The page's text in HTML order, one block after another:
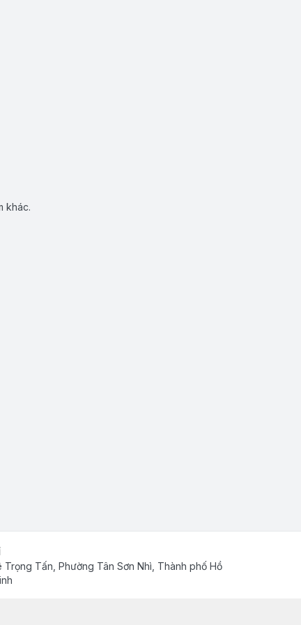
khác.
Trọng Tấn, Phường Tân Sơn Nhì, Thành phố Hồ